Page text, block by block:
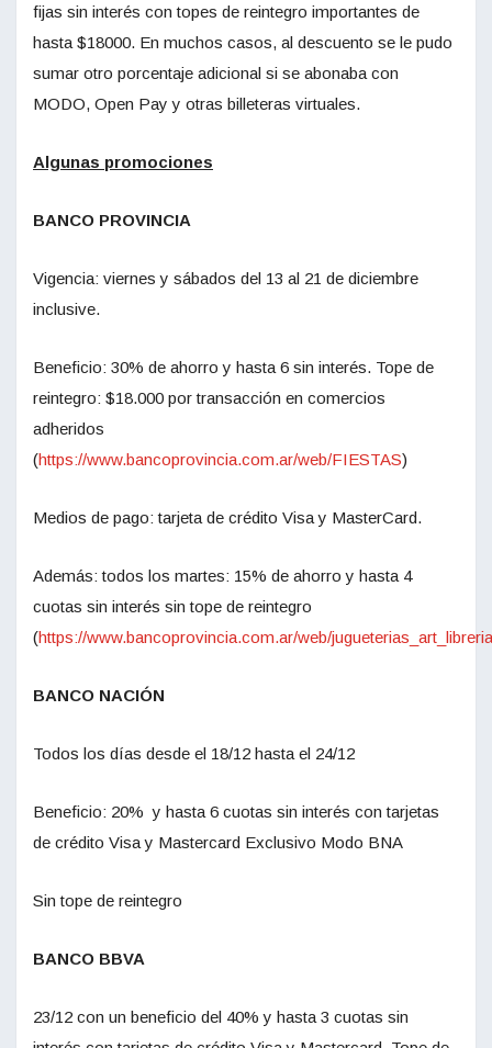
fijas sin interés con topes de reintegro importantes de
hasta $18000. En muchos casos, al descuento se le pudo
sumar otro porcentaje adicional si se abonaba con
MODO, Open Pay y otras billeteras virtuales.
Algunas promociones
BANCO PROVINCIA
Vigencia: viernes y sábados del 13 al 21 de diciembre
inclusive.
Beneficio: 30% de ahorro y hasta 6 sin interés. Tope de
reintegro: $18.000 por transacción en comercios
adheridos
(https://www.bancoprovincia.com.ar/web/FIESTAS)
Medios de pago: tarjeta de crédito Visa y MasterCard.
Además: todos los martes: 15% de ahorro y hasta 4
cuotas sin interés sin tope de reintegro
(https://www.bancoprovincia.com.ar/web/jugueterias_art_libreria
BANCO NACIÓN
Todos los días desde el 18/12 hasta el 24/12
Beneficio: 20% y hasta 6 cuotas sin interés con tarjetas
de crédito Visa y Mastercard Exclusivo Modo BNA
Sin tope de reintegro
BANCO BBVA
23/12 con un beneficio del 40% y hasta 3 cuotas sin